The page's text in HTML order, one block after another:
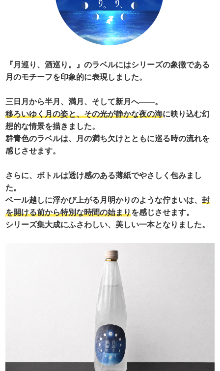
『月巡り、酒巡り。』のラベルにはシリーズの象徴である
月のモチーフを印象的に表現しました。
三日月から半月、満月、そして新月へ――。
移ろいゆく月の姿と、その光が静かな夜の海に映り込む幻
想的な情景を描きました。
群青色のラベルは、月の満ち欠けとともに巡る時の流れを
感じさせます。
さらに、ボトルは透け感のある薄紙でやさしく包みまし
た。
ベール越しに浮かび上がる月明かりのような佇まいは、封
を開ける前から特別な時間の始まりを感じさせます。
シリーズ集大成にふさわしい、美しい一本となりました。